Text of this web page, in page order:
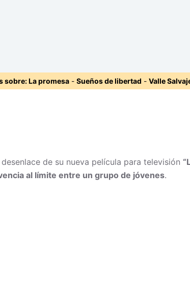
sobre:La promesa - Sueños de libertad - Valle
desenlace de su nueva película para televisión
al límite entre un grupo de jóvenes.